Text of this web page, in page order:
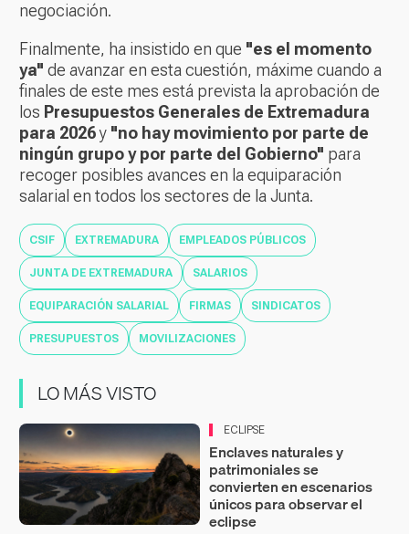
negociación.
Finalmente, ha insistido en que "es el momento
ya" de avanzar en esta cuestión, máxime cuando a
finales de este mes está prevista la aprobación de
los Presupuestos Generales de Extremadura
para 2026y "no hay movimiento por parte de
ningún grupo y por parte del Gobierno" para
recoger posibles avances en la equiparación
salarial en todos los sectores de la Junta.
CSIF EXTREMADURA EMPLEADOS PÚBLICOS
JUNTA DE EXTREMADURA SALARIOS
EQUIPARACIÓN SALARIAL FIRMAS SINDICATOS
PRESUPUESTOS MOVILIZACIONES
LO MÁS VISTO
ECLIPSE
Enclaves naturales y
patrimoniales se
convierten en escenarios
únicos para observar el
eclipse